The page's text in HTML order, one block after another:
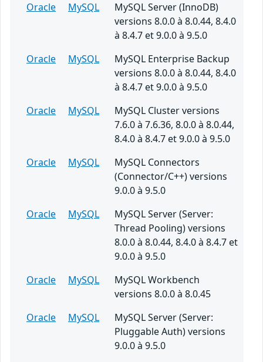
Oracle
MySQL
MySQL Server (InnoDB)
versions 8.0.0 à 8.0.44, 8.4.0
à 8.4.7 et 9.0.0 à 9.5.0
Oracle
MySQL
MySQL Enterprise Backup
versions 8.0.0 à 8.0.44, 8.4.0
à 8.4.7 et 9.0.0 à 9.5.0
Oracle
MySQL
MySQL Cluster versions
7.6.0 à 7.6.36, 8.0.0 à 8.0.44,
8.4.0 à 8.4.7 et 9.0.0 à 9.5.0
Oracle
MySQL
MySQL Connectors
(Connector/C++) versions
9.0.0 à 9.5.0
Oracle
MySQL
MySQL Server (Server:
Thread Pooling) versions
8.0.0 à 8.0.44, 8.4.0 à 8.4.7 et
9.0.0 à 9.5.0
Oracle
MySQL
MySQL Workbench
versions 8.0.0 à 8.0.45
Oracle
MySQL
MySQL Server (Server:
Pluggable Auth) versions
9.0.0 à 9.5.0